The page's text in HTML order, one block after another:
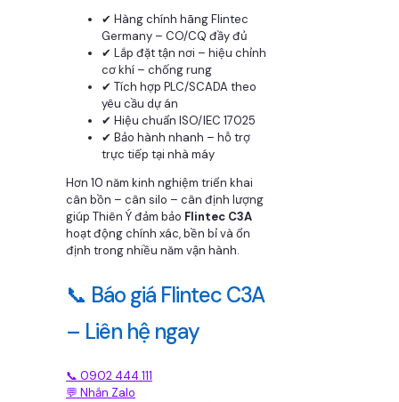
✔ Hàng chính hãng Flintec
Germany – CO/CQ đầy đủ
✔ Lắp đặt tận nơi – hiệu chỉnh
cơ khí – chống rung
✔ Tích hợp PLC/SCADA theo
yêu cầu dự án
✔ Hiệu chuẩn ISO/IEC 17025
✔ Bảo hành nhanh – hỗ trợ
trực tiếp tại nhà máy
Hơn 10 năm kinh nghiệm triển khai
cân bồn – cân silo – cân định lượng
giúp Thiên Ý đảm bảo Flintec C3A
hoạt động chính xác, bền bỉ và ổn
định trong nhiều năm vận hành.
📞 Báo giá Flintec C3A
– Liên hệ ngay
📞 0902 444 111
💬 Nhắn Zalo